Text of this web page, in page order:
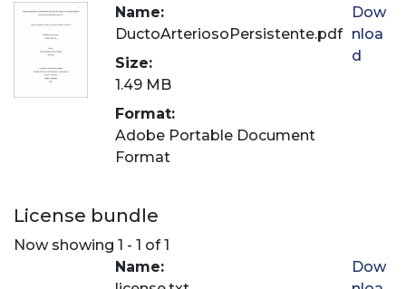
Name:
DuctoArteriosoPersistente.pdf
Size:
1.49 MB
Format:
Adobe Portable Document
Format
Dow
nloa
d
License bundle
Now showing 1 - 1 of 1
Name:
Dow